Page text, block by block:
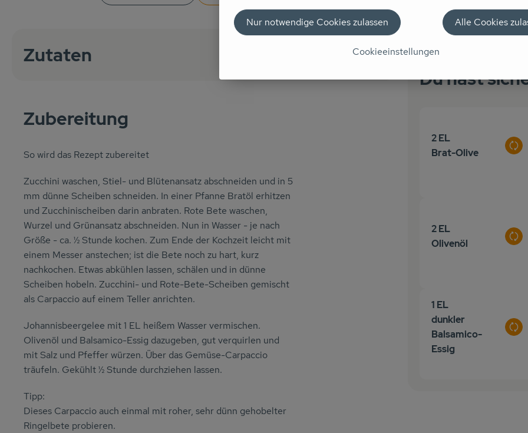
Zutaten
Zubereitung
So wird das Rezept zubereitet
Zucchini waschen, Stiel- und Blütenansatz abschneiden und in 5
mm dünne Scheiben schneiden. In einer Pfanne Bratöl erhitzen
und Zucchinischeiben darin anbraten. Rote Bete waschen,
Wurzel und Grünansatz abschneiden. Nun in Wasser - je nach
Größe - ca. ½ Stunde kochen. Zum Ende der Kochzeit leicht mit
einem Messer anstechen; ist die Bete noch zu hart, kurz
nachkochen. Etwas abkühlen lassen, schälen und in dünne
Scheiben hobeln. Zucchini- und Rote-Bete-Scheiben gemischt
als Carpaccio auf einem Teller anrichten.
Johannisbeergelee mit 1 EL heißem Wasser vermischen.
Olivenöl und Balsamico-Essig dazugeben, gut verquirlen und
mit Salz und Pfeffer würzen. Über das Gemüse-Carpaccio
träufeln. Gekühlt ½ Stunde durchziehen lassen.
Tipp:
Dieses Carpaccio auch einmal mit roher, sehr dünn gehobelter
Ringelbete probieren.
Du hast
2 EL
Brat-Olive
2 EL
Olivenöl
1 EL
dunkler
Balsamico-
Essig
Cookieeinstellungen
Nur notwendige Cookies zulassen Alle Cookies